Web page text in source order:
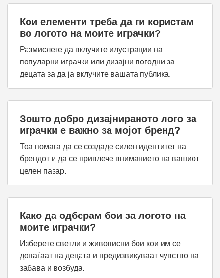
Кои елементи треба да ги користам
во логото на моите играчки?
Размислете да вклучите илустрации на
популарни играчки или дизајни погодни за
децата за да ја вклучите вашата публика.
Зошто добро дизајнираното лого за
играчки е важно за мојот бренд?
Тоа помага да се создаде силен идентитет на
брендот и да се привлече вниманието на вашиот
целен пазар.
Како да одберам бои за логото на
моите играчки?
Изберете светли и живописни бои кои им се
допаѓаат на децата и предизвикуваат чувство на
забава и возбуда.